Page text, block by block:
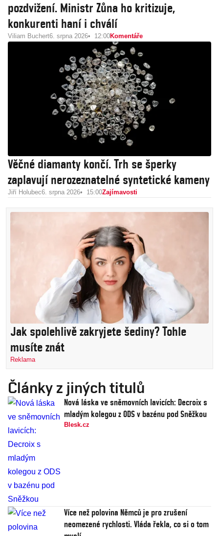
pozdvižení. Ministr Zůna ho kritizuje,
konkurenti haní i chválí
Viliam Buchert6. srpna 2026 12:00Komentáře
Věčné diamanty končí. Trh se šperky
zaplavují nerozeznatelné syntetické kameny
Jiří Holubec6. srpna 2026 15:00Zajímavosti
Jak spolehlivě zakryjete šediny? Tohle
musíte znát
Reklama
Články z jiných titulů
Nová láska ve sněmovních lavicích: Decroix s
mladým kolegou z ODS v bazénu pod Sněžkou
Blesk.cz
Více než polovina Němců je pro zrušení
neomezené rychlosti. Vláda řekla, co si o tom